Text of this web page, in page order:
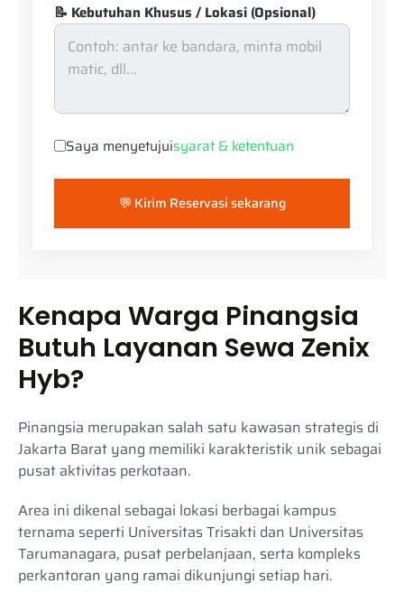
📝 Kebutuhan Khusus / Lokasi (Opsional)
Saya menyetujuisyarat & ketentuan
💬 Kirim Reservasi sekarang
Kenapa Warga Pinangsia
Butuh Layanan Sewa Zenix
Hyb?
Pinangsia merupakan salah satu kawasan strategis di
Jakarta Barat yang memiliki karakteristik unik sebagai
pusat aktivitas perkotaan.
Area ini dikenal sebagai lokasi berbagai kampus
ternama seperti Universitas Trisakti dan Universitas
Tarumanagara, pusat perbelanjaan, serta kompleks
perkantoran yang ramai dikunjungi setiap hari.